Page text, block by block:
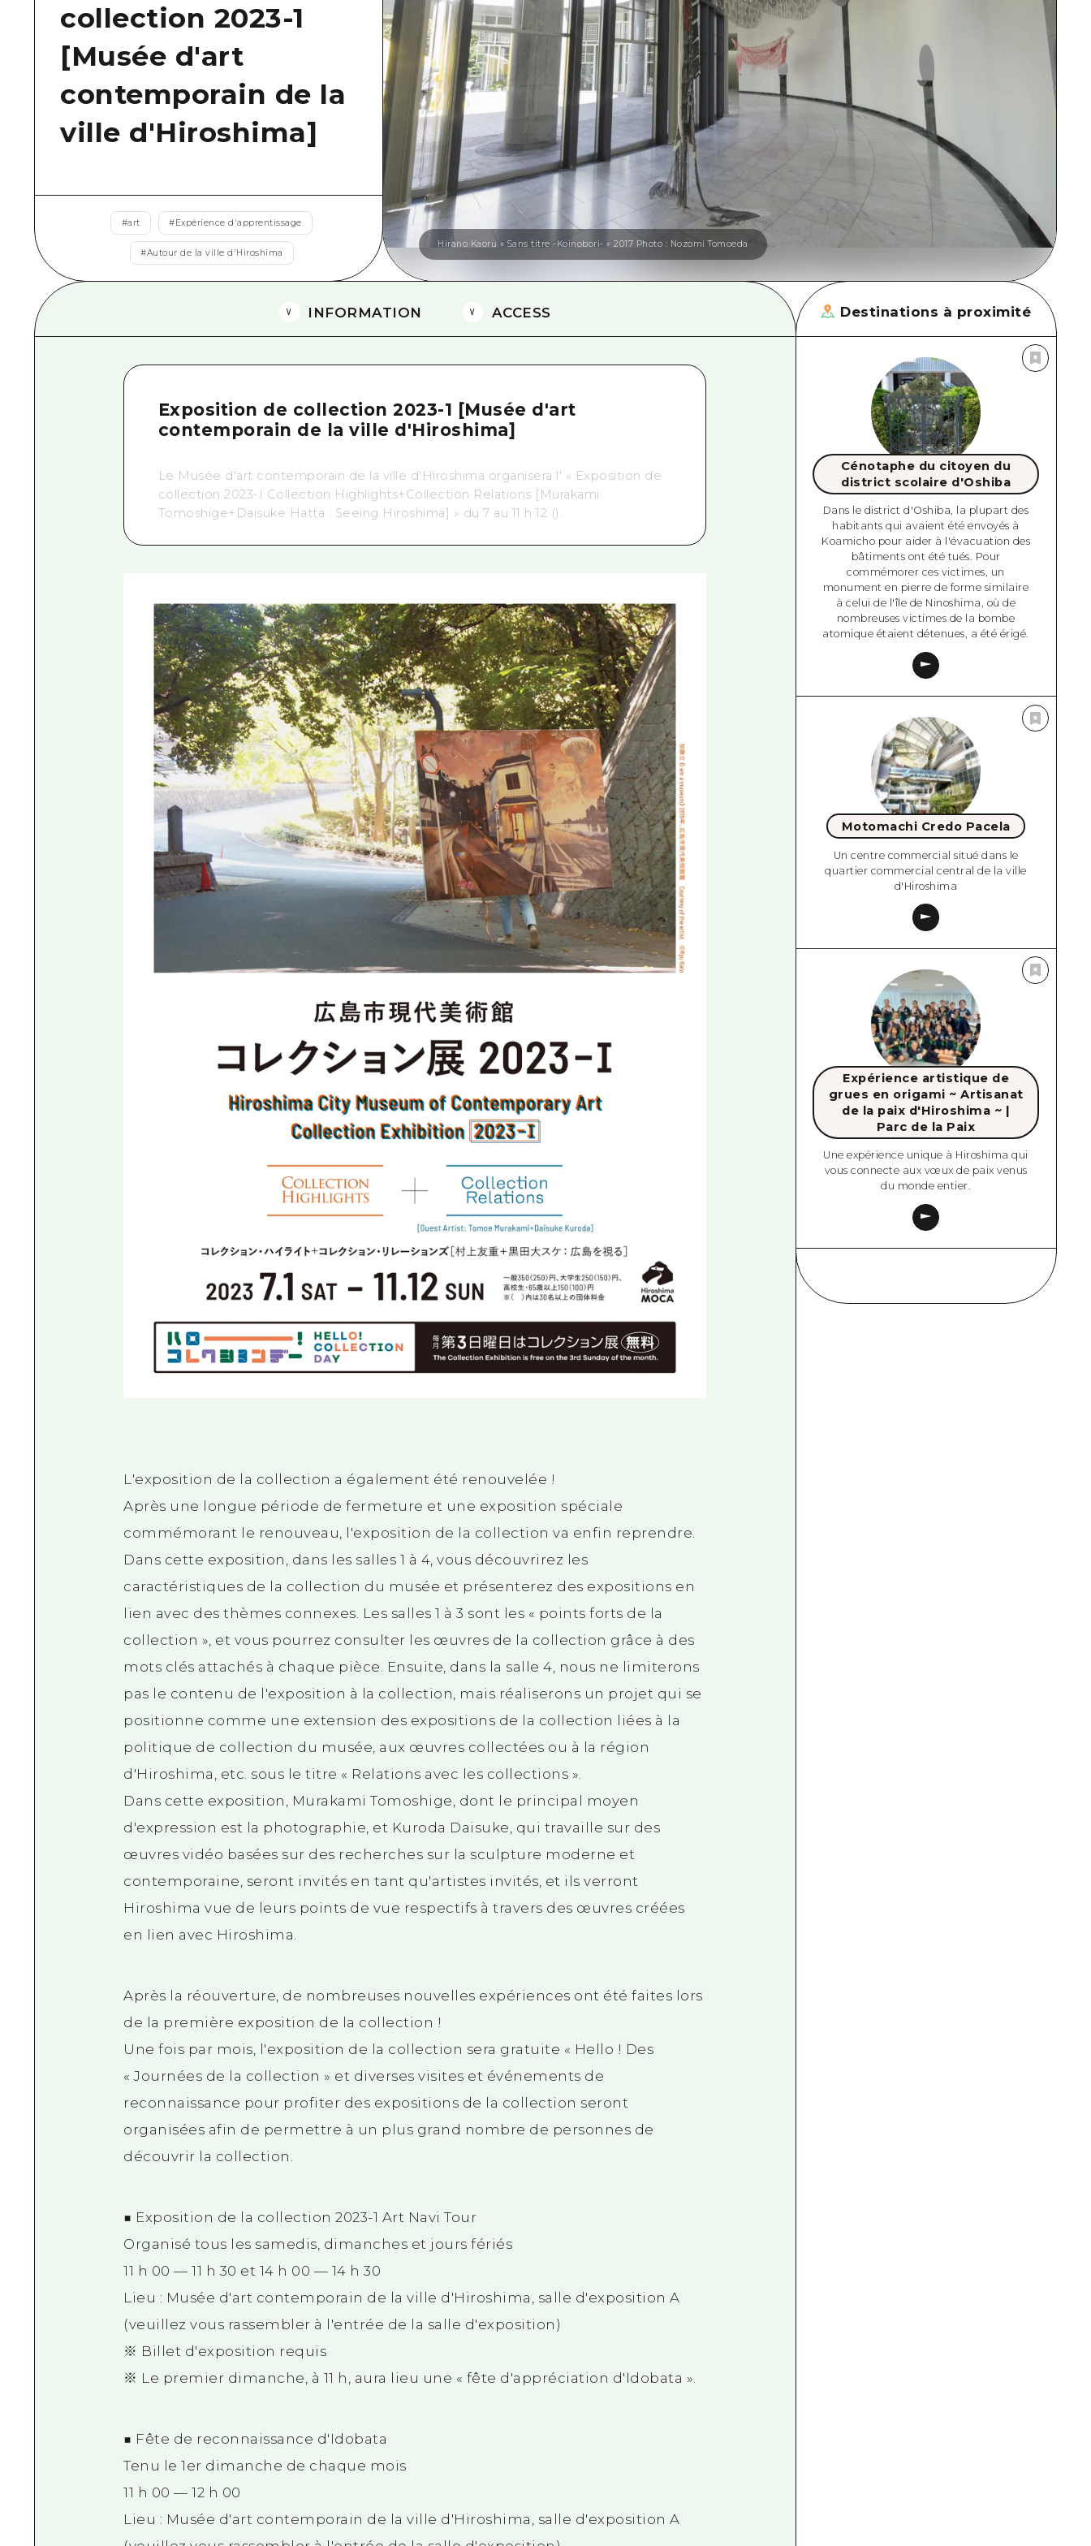
Est de Yamaguchi
Ehime
Shimane
collection 2023-1
[Musée d'art
contemporain de la
ville d'Hiroshima]
#art #Expérience d'apprentissage
#Autour de la ville d'Hiroshima
Hirano Kaoru « Sans titre -Koinobori- » 2017 Photo : Nozomi Tomoeda
INFORMATION ACCESS
Exposition de collection 2023-1 [Musée d'art
contemporain de la ville d'Hiroshima]
Le Musée d'art contemporain de la ville d'Hiroshima organisera l' « Exposition de
collection 2023-I Collection Highlights+Collection Relations [Murakami
Tomoshige+Daisuke Hatta : Seeing Hiroshima] » du 7 au 11 h 12 ().
L'exposition de la collection a également été renouvelée !
Après une longue période de fermeture et une exposition spéciale
commémorant le renouveau, l'exposition de la collection va enfin reprendre.
Dans cette exposition, dans les salles 1 à 4, vous découvrirez les
caractéristiques de la collection du musée et présenterez des expositions en
lien avec des thèmes connexes. Les salles 1 à 3 sont les « points forts de la
collection », et vous pourrez consulter les œuvres de la collection grâce à des
mots clés attachés à chaque pièce. Ensuite, dans la salle 4, nous ne limiterons
pas le contenu de l'exposition à la collection, mais réaliserons un projet qui se
positionne comme une extension des expositions de la collection liées à la
politique de collection du musée, aux œuvres collectées ou à la région
d'Hiroshima, etc. sous le titre « Relations avec les collections ».
Dans cette exposition, Murakami Tomoshige, dont le principal moyen
d'expression est la photographie, et Kuroda Daisuke, qui travaille sur des
œuvres vidéo basées sur des recherches sur la sculpture moderne et
contemporaine, seront invités en tant qu'artistes invités, et ils verront
Hiroshima vue de leurs points de vue respectifs à travers des œuvres créées
en lien avec Hiroshima.
Après la réouverture, de nombreuses nouvelles expériences ont été faites lors
de la première exposition de la collection !
Une fois par mois, l'exposition de la collection sera gratuite « Hello ! Des
« Journées de la collection » et diverses visites et événements de
reconnaissance pour profiter des expositions de la collection seront
organisées afin de permettre à un plus grand nombre de personnes de
découvrir la collection.
■ Exposition de la collection 2023-1 Art Navi Tour
Organisé tous les samedis, dimanches et jours fériés
11 h 00 — 11 h 30 et 14 h 00 — 14 h 30
Lieu : Musée d'art contemporain de la ville d'Hiroshima, salle d'exposition A
(veuillez vous rassembler à l'entrée de la salle d'exposition)
※ Billet d'exposition requis
※ Le premier dimanche, à 11 h, aura lieu une « fête d'appréciation d'Idobata ».
■ Fête de reconnaissance d'Idobata
Tenu le 1er dimanche de chaque mois
11 h 00 — 12 h 00
Lieu : Musée d'art contemporain de la ville d'Hiroshima, salle d'exposition A
Destinations à proximité
Cénotaphe du citoyen du
district scolaire d'Oshiba
Dans le district d'Oshiba, la plupart des
habitants qui avaient été envoyés à
Koamicho pour aider à l'évacuation des
bâtiments ont été tués. Pour
commémorer ces victimes, un
monument en pierre de forme similaire
à celui de l'île de Ninoshima, où de
nombreuses victimes de la bombe
atomique étaient détenues, a été érigé.
Motomachi Credo Pacela
Un centre commercial situé dans le
quartier commercial central de la ville
d'Hiroshima
Expérience artistique de
grues en origami ~ Artisanat
de la paix d'Hiroshima ~ |
Parc de la Paix
Une expérience unique à Hiroshima qui
vous connecte aux vœux de paix venus
du monde entier.